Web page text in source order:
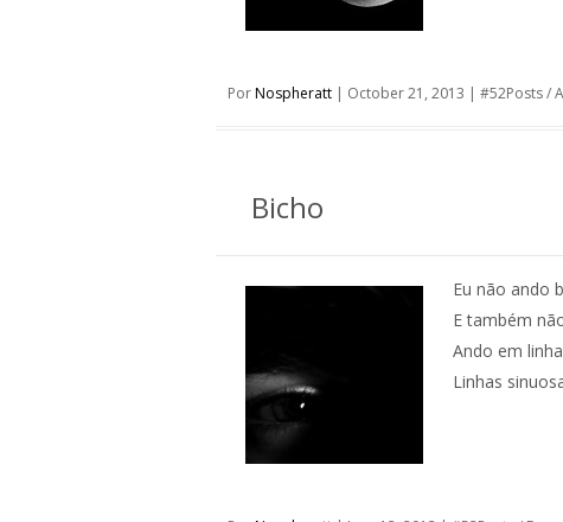
PorNospheratt | October 21, 2013 | #52Posts/
Bicho
Eu não ando
E também
Ando em
Linhas